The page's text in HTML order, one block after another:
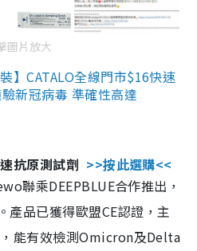
圖片放大
】CATALO全線門市$16快速
新冠病毒 準確性高達
抗原測試劑 >>按此選購<<
聯乘DEEPBLUE合作推出，
產品已獲得歐盟CE認證，主
能有效檢測Omicron及Delta